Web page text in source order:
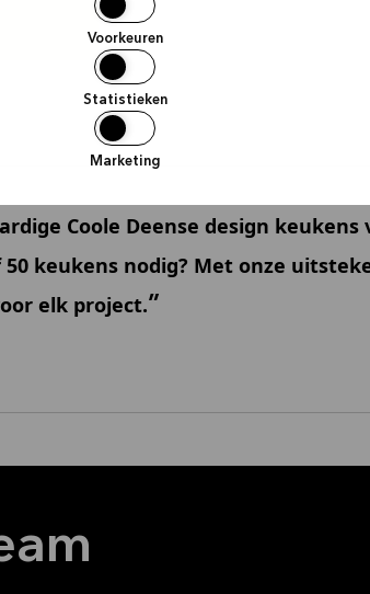
Voorkeuren
Statistieken
Marketing
Coole Deense design
keukens nodig? Met onze
elk project.